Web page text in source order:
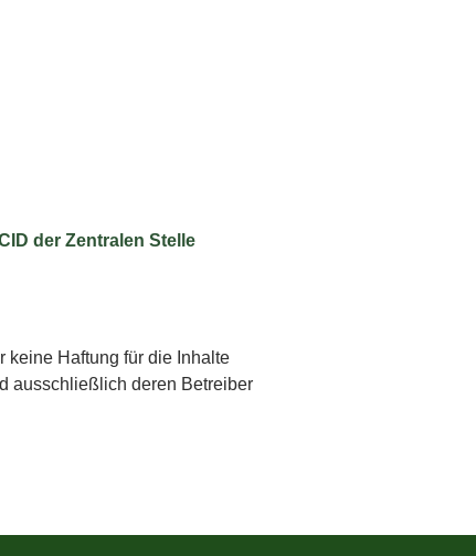
der Zentralen Stelle
keine Haftung für die Inhalte
ausschließlich deren Betreiber